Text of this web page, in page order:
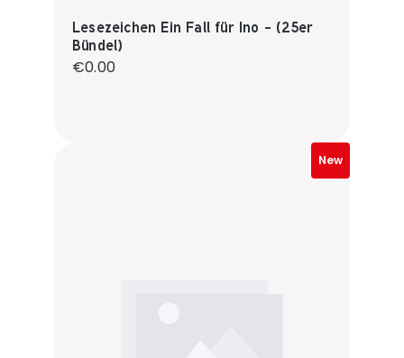
Lesezeichen Ein Fall für Ino - (25er
Bündel)
Regular price:
€0.00
New